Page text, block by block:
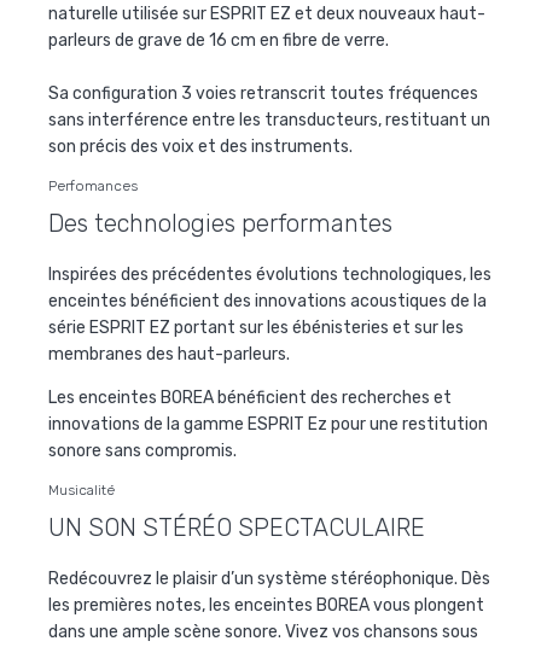
naturelle utilisée sur ESPRIT EZ et deux nouveaux haut-
parleurs de grave de 16 cm en fibre de verre.
Sa configuration 3 voies retranscrit toutes fréquences
sans interférence entre les transducteurs, restituant un
son précis des voix et des instruments.
Perfomances
Des technologies performantes
Inspirées des précédentes évolutions technologiques, les
enceintes bénéficient des innovations acoustiques de la
série ESPRIT EZ portant sur les ébénisteries et sur les
membranes des haut-parleurs.
Les enceintes BOREA bénéficient des recherches et
innovations de la gamme ESPRIT Ez pour une restitution
sonore sans compromis.
Musicalité
UN SON STÉRÉO SPECTACULAIRE
Redécouvrez le plaisir d’un système stéréophonique. Dès
les premières notes, les enceintes BOREA vous plongent
dans une ample scène sonore. Vivez vos chansons sous